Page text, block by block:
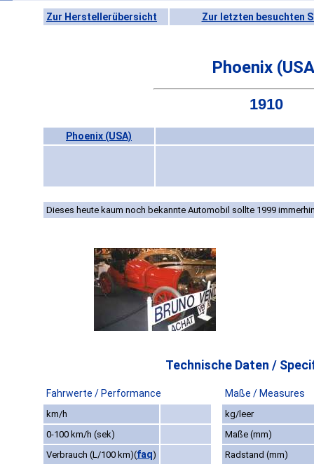
Zur Herstellerübersicht Zur letzten besuchten
Phoenix
1910
Phoenix (USA)
Dieses heute kaum noch bekannte Automobil sollte 1999
Technische Daten /
Fahrwerte / Performance Maße / Measures
km/h
kg/leer
0-100 km/h (sek)
Maße (mm)
Verbrauch (L/100 km)(faq) Radstand (mm)